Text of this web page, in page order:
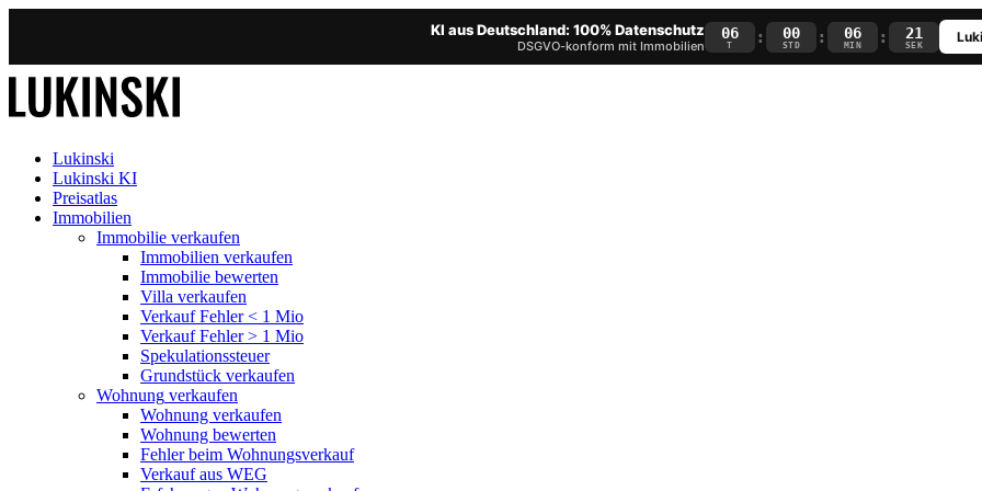
KI aus Deutschland: 100% Datenschutz
DSGVO-konform mit Immobilien
06
T : 00
STD : 06
MIN : 20
SEK
Lukinski
Lukinski KI
Preisatlas
Immobilien
Immobilie verkaufen
Immobilien verkaufen
Immobilie bewerten
Villa verkaufen
Verkauf Fehler < 1 Mio
Verkauf Fehler > 1 Mio
Spekulationssteuer
Grundstück verkaufen
Wohnung verkaufen
Wohnung verkaufen
Wohnung bewerten
Fehler beim Wohnungsverkauf
Verkauf aus WEG